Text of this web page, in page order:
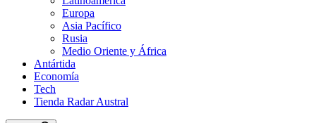
Europa
Asia Pacífico
Rusia
Medio Oriente y África
Antártida
Economía
Tech
Tienda Radar Austral